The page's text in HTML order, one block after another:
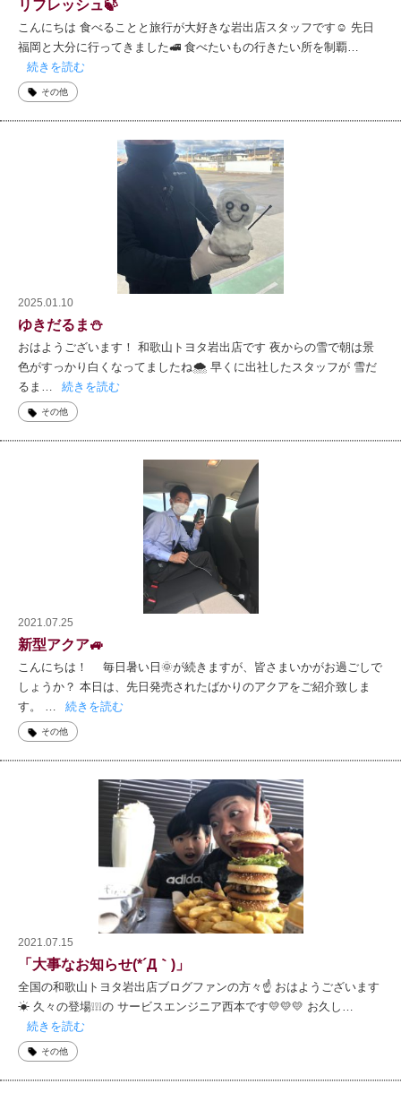
リフレッシュ🍃
こんにちは 食べることと旅行が大好きな岩出店スタッフです☺ 先日
福岡と大分に行ってきました🚅 食べたいもの行きたい所を制覇…
続きを読む
その他
2025.01.10
ゆきだるま⛄
おはようございます！ 和歌山トヨタ岩出店です 夜からの雪で朝は景
色がすっかり白くなってましたね🌨 早くに出社したスタッフが 雪だ
るま…
続きを読む
その他
2021.07.25
新型アクア🚙
こんにちは！ 毎日暑い日🌞が続きますが、皆さまいかがお過ごしで
しょうか？ 本日は、先日発売されたばかりのアクアをご紹介致しま
す。 …
続きを読む
その他
2021.07.15
「大事なお知らせ(*´Д｀)」
全国の和歌山トヨタ岩出店ブログファンの方々☝ おはようございます
☀ 久々の登場❕❕❕の サービスエンジニア西本です💛💛💛 お久し…
続きを読む
その他